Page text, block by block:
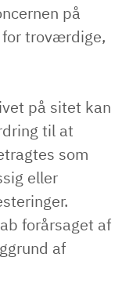
på
for troværdige,
på sitet kan
til at
som
eller
forårsaget af
af